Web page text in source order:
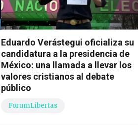
Eduardo Verástegui oficializa su
candidatura a la presidencia de
México: una llamada a llevar los
valores cristianos al debate
público
ForumLibertas